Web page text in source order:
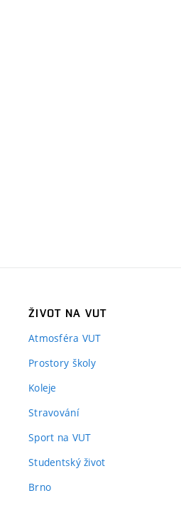
ŽIVOT NA VUT
Atmosféra VUT
Prostory školy
Koleje
Stravování
Sport na VUT
Studentský život
Brno